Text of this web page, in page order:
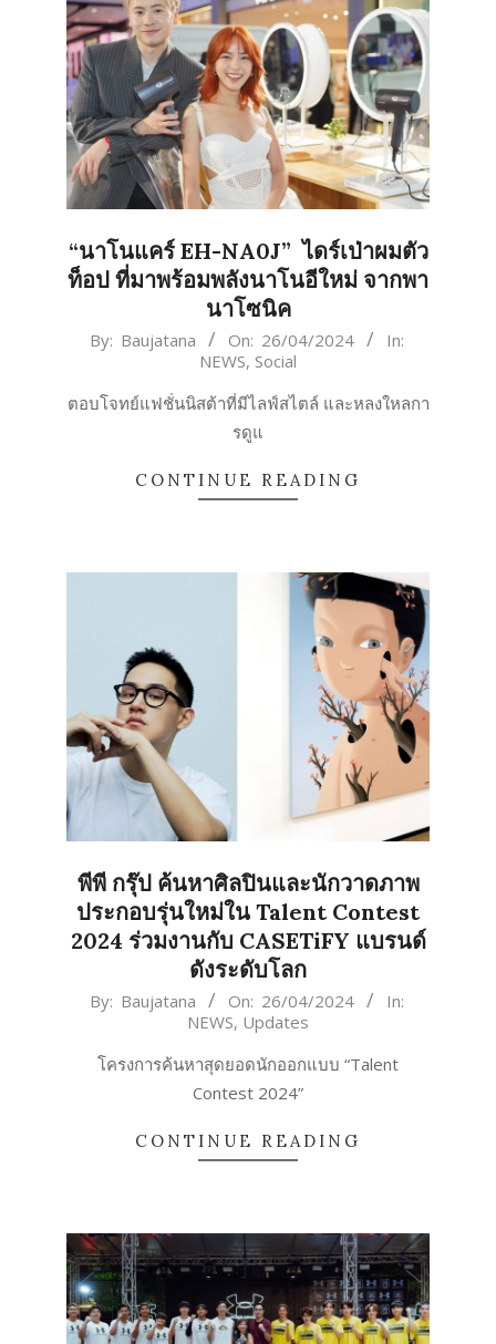
“นาโนแคร์ EH-NA0J” ไดร์เป่าผมตัว
ท็อป ที่มาพร้อมพลังนาโนอีใหม่ จากพา
นาโซนิค
2024-
By: Baujatana On: 26/04/2024
In:
NEWS, Social
ตอบโจทย์แฟชั่นนิสต้าที่มีไลฟ์สไตล์ และหลงใหลกา
รดูแ
CONTINUE READING
พีพี กรุ๊ป ค้นหาศิลปินและนักวาดภาพ
ประกอบรุ่นใหม่ใน Talent Contest
2024 ร่วมงานกับ CASETiFY แบรนด์
ดังระดับโลก
2024-
By: Baujatana On: 26/04/2024
In:
NEWS, Updates
โครงการค้นหาสุดยอดนักออกแบบ “Talent
Contest 2024”
CONTINUE READING